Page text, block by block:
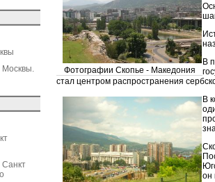
Москвы.
Санкт
Фотографии Скопье - Македония
В
стал центром распространения
В
он